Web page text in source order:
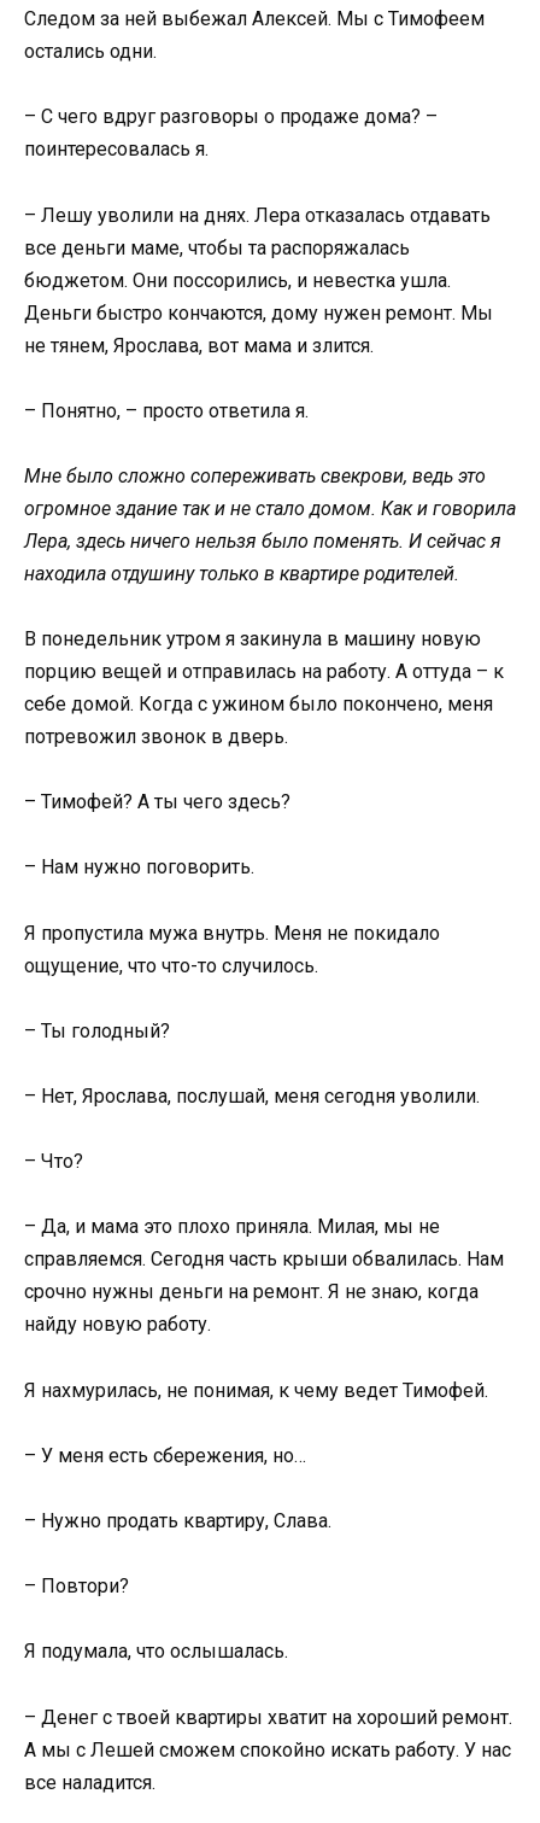
Следом за ней выбежал Алексей. Мы с Тимофеем
остались одни.
– С чего вдруг разговоры о продаже дома? –
поинтересовалась я.
– Лешу уволили на днях. Лера отказалась отдавать
все деньги маме, чтобы та распоряжалась
бюджетом. Они поссорились, и невестка ушла.
Деньги быстро кончаются, дому нужен ремонт. Мы
не тянем, Ярослава, вот мама и злится.
– Понятно, – просто ответила я.
Мне было сложно сопереживать свекрови, ведь это
огромное здание так и не стало домом. Как и говорила
Лера, здесь ничего нельзя было поменять. И сейчас я
находила отдушину только в квартире родителей.
В понедельник утром я закинула в машину новую
порцию вещей и отправилась на работу. А оттуда – к
себе домой. Когда с ужином было покончено, меня
потревожил звонок в дверь.
– Тимофей? А ты чего здесь?
– Нам нужно поговорить.
Я пропустила мужа внутрь. Меня не покидало
ощущение, что что-то случилось.
– Ты голодный?
– Нет, Ярослава, послушай, меня сегодня уволили.
– Что?
– Да, и мама это плохо приняла. Милая, мы не
справляемся. Сегодня часть крыши обвалилась. Нам
срочно нужны деньги на ремонт. Я не знаю, когда
найду новую работу.
Я нахмурилась, не понимая, к чему ведет Тимофей.
– У меня есть сбережения, но…
– Нужно продать квартиру, Слава.
– Повтори?
Я подумала, что ослышалась.
– Денег с твоей квартиры хватит на хороший ремонт.
А мы с Лешей сможем спокойно искать работу. У нас
все наладится.